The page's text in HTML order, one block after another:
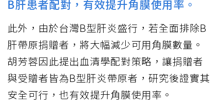
B肝患者配對，有效提升角膜使用率。
此外，由於台灣B型肝炎盛行，若全面排除B
肝帶原捐贈者，將大幅減少可用角膜數量。
胡芳蓉因此提出血清學配對策略，讓捐贈者
與受贈者皆為B型肝炎帶原者，研究後證實其
安全可行，也有效提升角膜使用率。